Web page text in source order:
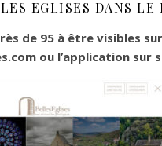
EGLISES DANS LE
de 95 à être visibles
ou l’application sur